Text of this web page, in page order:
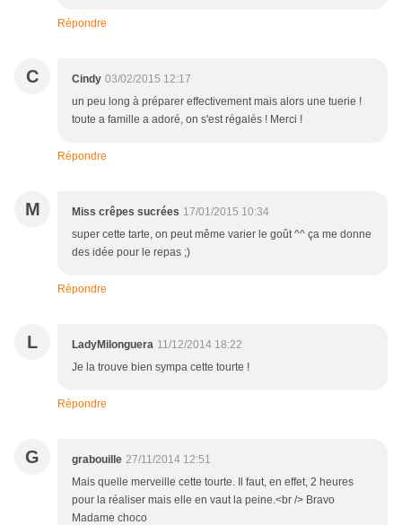
Répondre
C Cindy 03/02/2015 12:17
un peu long à préparer effectivement mais alors une tuerie !
toute a famille a adoré, on s'est régalés ! Merci !
Répondre
M Miss crêpes sucrées 17/01/2015 10:34
super cette tarte, on peut même varier le goût ^^ ça me donne
des idée pour le repas ;)
Répondre
L LadyMilonguera 11/12/2014 18:22
Je la trouve bien sympa cette tourte !
Répondre
G grabouille 27/11/2014 12:51
Mais quelle merveille cette tourte. Il faut, en effet, 2 heures
pour la réaliser mais elle en vaut la peine.<br /> Bravo
Madame choco